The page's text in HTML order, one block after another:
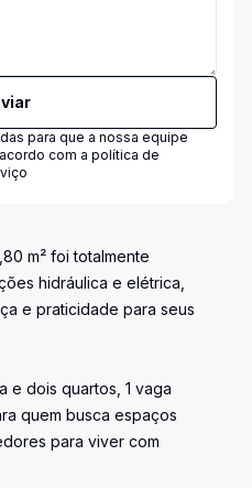
para que a nossa equipe
com a política de
m² foi totalmente
hidráulica e elétrica,
e praticidade para seus
e dois quartos, 1 vaga
quem busca espaços
para viver com